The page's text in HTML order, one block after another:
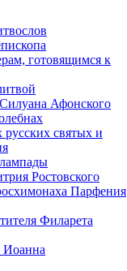
готовящимся к
Афонского
святых и
Ростовского
Парфения
Филарета
Иоанна